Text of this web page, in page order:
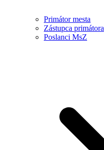
Primátor mesta
Zástupca primátora
Poslanci MsZ